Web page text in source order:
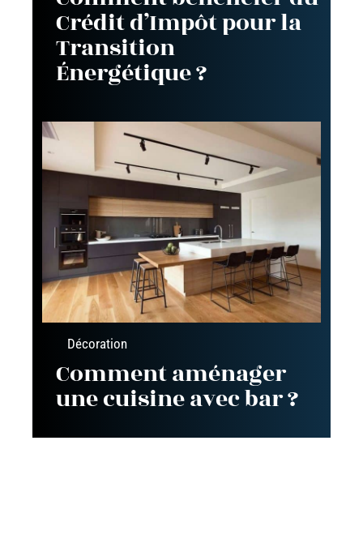
Crédit d’Impôt pour la
Transition
Énergétique ?
Décoration
Comment aménager
une cuisine avec bar ?